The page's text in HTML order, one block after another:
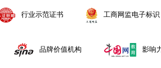
行业示范证书 工商网监电子标识
品牌价值机构 影响